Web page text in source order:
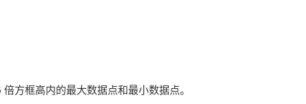
方框高内的最大数据点和最小数据点。